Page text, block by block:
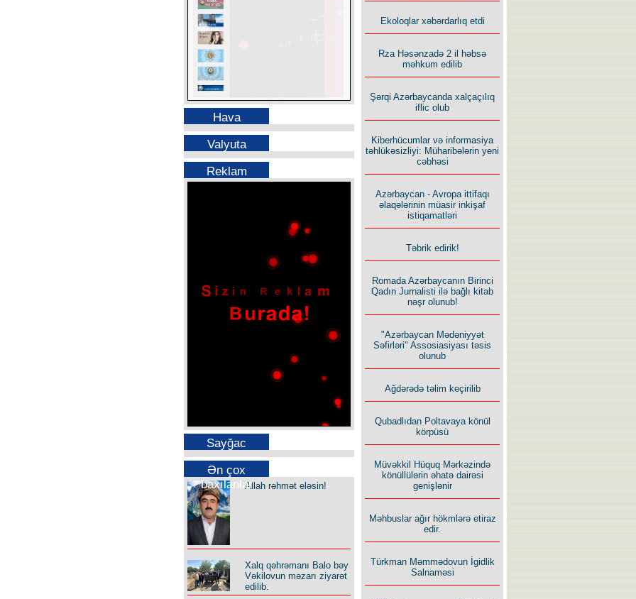
Hava
Valyuta
Reklam
Sayğac
Ən çox
baxılanlarAllah rəhmət eləsin!
Xalq qəhrəmanı Balo bəy
Vəkilovun məzarı ziyarət
edilib.
Ekoloqlar xəbərdarlıq etdi
Rza Həsənzadə 2 il həbsə
məhkum edilib
Şərqi Azərbaycanda xalçaçılıq
iflic olub
Kiberhücumlar və informasiya
təhlükəsizliyi: Müharibələrin yeni
cəbhəsi
Azərbaycan - Avropa ittifaqı
əlaqələrinin müasir inkişaf
istiqamatləri
Təbrik edirik!
Romada Azərbaycanın Birinci
Qadın Jurnalisti ilə bağlı kitab
nəşr olunub!
"Azərbaycan Mədəniyyət
Səfirləri" Assosiasiyası təsis
olunub
Ağdərədə təlim keçirilib
Qubadlıdan Poltavaya könül
körpüsü
Müvəkkil Hüquq Mərkəzində
könüllülərin əhatə dairəsi
genişlənir
Məhbuslar ağır hökmlərə etiraz
edir.
Türkman Məmmədovun İgidlik
Salnaməsi